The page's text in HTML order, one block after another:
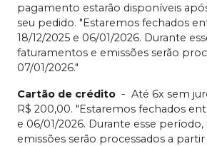
pagamento estarão disponíveis
seu pedido. "Estaremos fechados
18/12/2025 e 06/01/2026. Durante
faturamentos e emissões serão
07/01/2026."
Cartão de crédito - Até 6x sem
R$ 200,00. "Estaremos fechados
e 06/01/2026. Durante esse
emissões serão processados a partir